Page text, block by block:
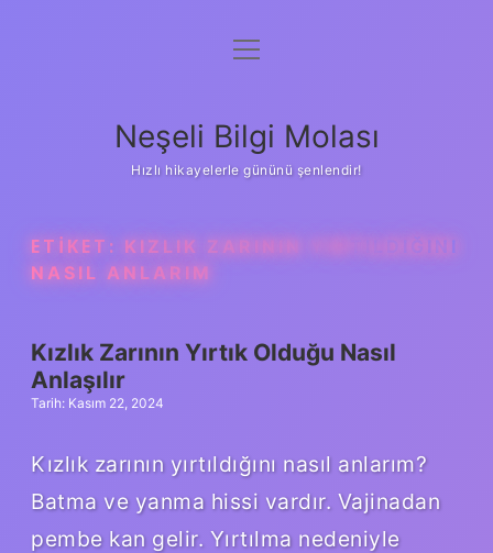
Anasayfa
Yasal Uyarı
menüyü
Neşeli Bilgi Molası
Hızlı hikayelerle gününü şenlendir!
ETIKET: KIZLIK ZARININ YIRTILDIĞINI
NASIL ANLARIM
Kızlık Zarının Yırtık Olduğu Nasıl
Anlaşılır
Tarih: Kasım 22, 2024
Kızlık zarının yırtıldığını nasıl anlarım?
Batma ve yanma hissi vardır. Vajinadan
pembe kan gelir. Yırtılma nedeniyle